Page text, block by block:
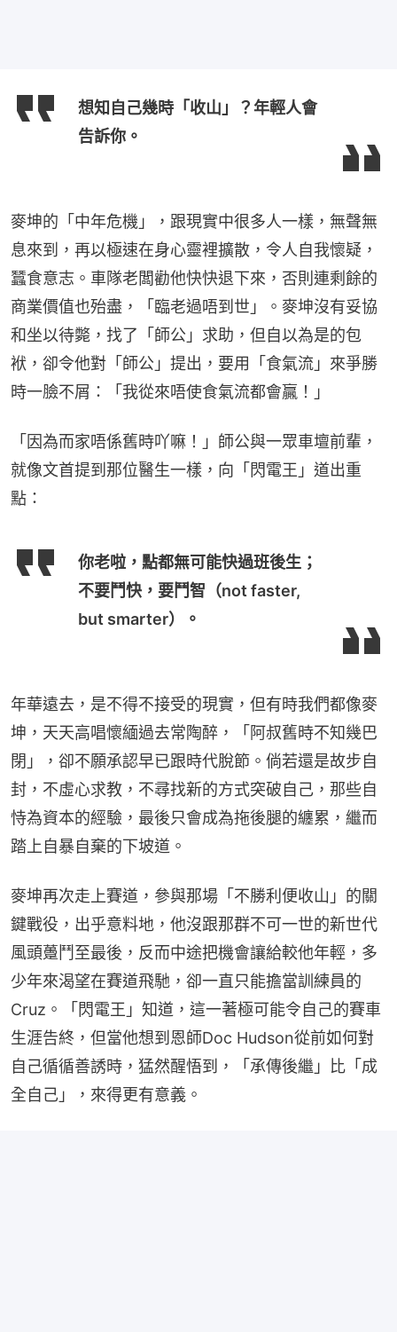
想知自己幾時「收山」？年輕人會
告訴你。
麥坤的「中年危機」，跟現實中很多人一樣，無聲無
息來到，再以極速在身心靈裡擴散，令人自我懷疑，
蠶食意志。車隊老闆勸他快快退下來，否則連剩餘的
商業價值也殆盡，「臨老過唔到世」。麥坤沒有妥協
和坐以待斃，找了「師公」求助，但自以為是的包
袱，卻令他對「師公」提出，要用「食氣流」來爭勝
時一臉不屑：「我從來唔使食氣流都會贏！」
「因為而家唔係舊時吖嘛！」師公與一眾車壇前輩，
就像文首提到那位醫生一樣，向「閃電王」道出重
點：
你老啦，點都無可能快過班後生；
不要鬥快，要鬥智（not faster,
but smarter）。
年華遠去，是不得不接受的現實，但有時我們都像麥
坤，天天高唱懷緬過去常陶醉，「阿叔舊時不知幾巴
閉」，卻不願承認早已跟時代脫節。倘若還是故步自
封，不虛心求教，不尋找新的方式突破自己，那些自
恃為資本的經驗，最後只會成為拖後腿的纏累，繼而
踏上自暴自棄的下坡道。
麥坤再次走上賽道，參與那場「不勝利便收山」的關
鍵戰役，出乎意料地，他沒跟那群不可一世的新世代
風頭躉鬥至最後，反而中途把機會讓給較他年輕，多
少年來渴望在賽道飛馳，卻一直只能擔當訓練員的
Cruz。「閃電王」知道，這一著極可能令自己的賽車
生涯告終，但當他想到恩師Doc Hudson從前如何對
自己循循善誘時，猛然醒悟到，「承傳後繼」比「成
全自己」，來得更有意義。